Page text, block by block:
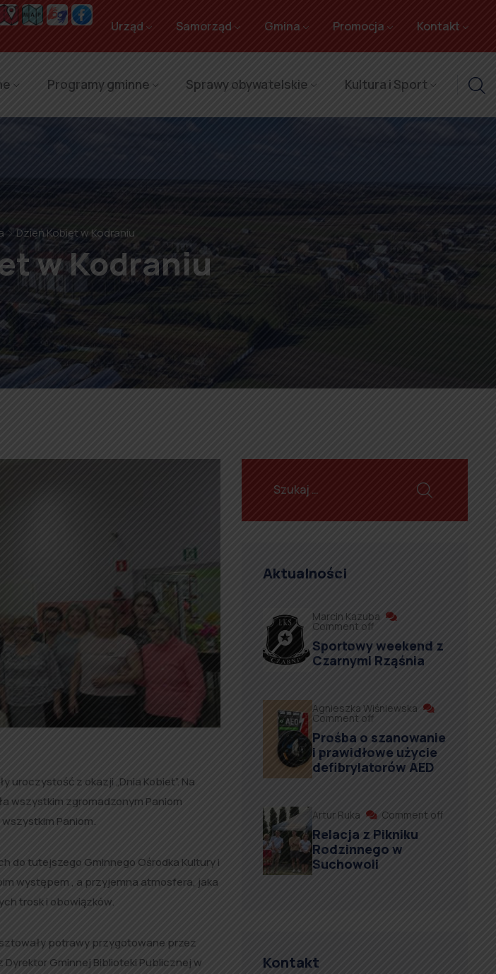
Urząd Samorząd Gmina Promocja Kontakt
Programy gminne Sprawy obywatelskie Kultura i Sport
Dzień Kobiet w Kodraniu
w Kodraniu
uroczystość z okazji „Dnia Kobiet”. Na
wszystkim zgromadzonym Paniom
Paniom.
do tutejszego Gminnego Ośrodka Kultury i
występem , a przyjemna atmosfera, jaka
trosk i obowiązków.
potrawy przygotowane przez
Gminnej Biblioteki Publicznej w
Aktualności
Marcin Kazuba
Comment off
Sportowy weekend z
Czarnymi Rząśnia
Agnieszka Wiśniewska
Comment off
Prośba o szanowanie
i prawidłowe użycie
defibrylatorów AED
Artur Ruka Comment off
Relacja z Pikniku
Rodzinnego w
Suchowoli
Kontakt